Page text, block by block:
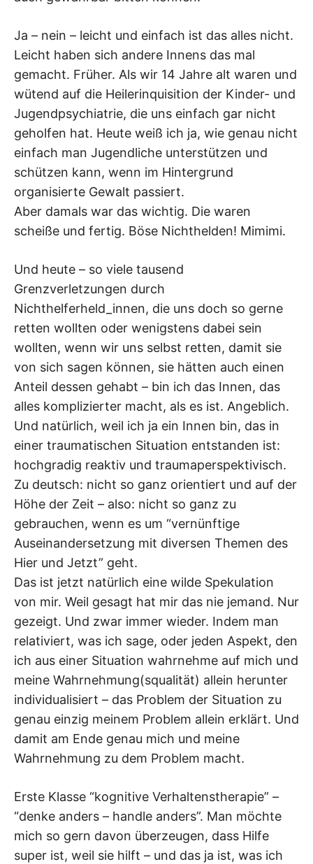
Ja – nein – leicht und einfach ist das alles nicht.
Leicht haben sich andere Innens das mal
gemacht. Früher. Als wir 14 Jahre alt waren und
wütend auf die Heilerinquisition der Kinder- und
Jugendpsychiatrie, die uns einfach gar nicht
geholfen hat. Heute weiß ich ja, wie genau nicht
einfach man Jugendliche unterstützen und
schützen kann, wenn im Hintergrund
organisierte Gewalt passiert.
Aber damals war das wichtig. Die waren
scheiße und fertig. Böse Nichthelden! Mimimi.
Und heute – so viele tausend
Grenzverletzungen durch
Nichthelferheld_innen, die uns doch so gerne
retten wollten oder wenigstens dabei sein
wollten, wenn wir uns selbst retten, damit sie
von sich sagen können, sie hätten auch einen
Anteil dessen gehabt – bin ich das Innen, das
alles komplizierter macht, als es ist. Angeblich.
Und natürlich, weil ich ja ein Innen bin, das in
einer traumatischen Situation entstanden ist:
hochgradig reaktiv und traumaperspektivisch.
Zu deutsch: nicht so ganz orientiert und auf der
Höhe der Zeit – also: nicht so ganz zu
gebrauchen, wenn es um “vernünftige
Auseinandersetzung mit diversen Themen des
Hier und Jetzt” geht.
Das ist jetzt natürlich eine wilde Spekulation
von mir. Weil gesagt hat mir das nie jemand. Nur
gezeigt. Und zwar immer wieder. Indem man
relativiert, was ich sage, oder jeden Aspekt, den
ich aus einer Situation wahrnehme auf mich und
meine Wahrnehmung(squalität) allein herunter
individualisiert – das Problem der Situation zu
genau einzig meinem Problem allein erklärt. Und
damit am Ende genau mich und meine
Wahrnehmung zu dem Problem macht.
Erste Klasse “kognitive Verhaltenstherapie” –
“denke anders – handle anders”. Man möchte
mich so gern davon überzeugen, dass Hilfe
super ist, weil sie hilft – und das ja ist, was ich